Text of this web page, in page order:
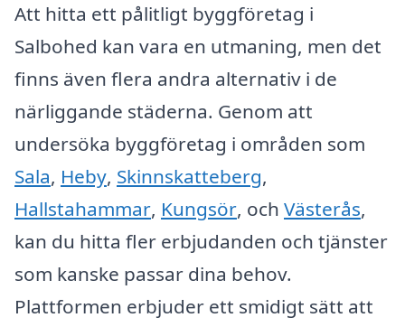
Att hitta ett pålitligt byggföretag i
Salbohed kan vara en utmaning, men det
finns även flera andra alternativ i de
närliggande städerna. Genom att
undersöka byggföretag i områden som
Sala, Heby, Skinnskatteberg,
Hallstahammar, Kungsör, och Västerås,
kan du hitta fler erbjudanden och tjänster
som kanske passar dina behov.
Plattformen erbjuder ett smidigt sätt att